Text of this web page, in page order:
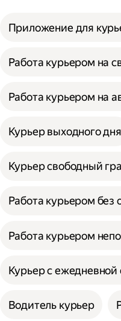
Приложение для
Работа курьером на
Работа курьером на
Курьер выходного дня
Курьер свободный
Работа курьером без
Работа курьером
Курьер с ежедневной
Водитель курьер